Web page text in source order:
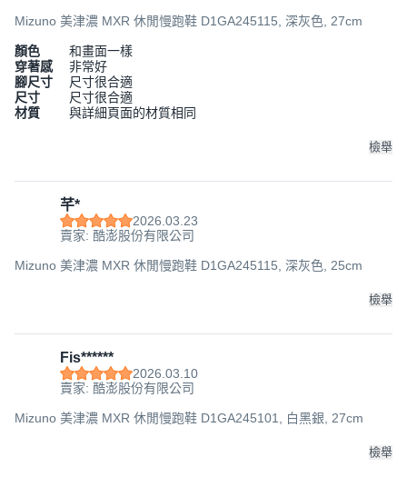
Mizuno 美津濃 MXR 休閒慢跑鞋 D1GA245115, 深灰色, 27cm
顏色
和畫面一樣
穿著感
非常好
腳尺寸
尺寸很合適
尺寸
尺寸很合適
材質
與詳細頁面的材質相同
檢舉
芊*
2026.03.23
賣家: 酷澎股份有限公司
Mizuno 美津濃 MXR 休閒慢跑鞋 D1GA245115, 深灰色, 25cm
檢舉
Fis******
2026.03.10
賣家: 酷澎股份有限公司
Mizuno 美津濃 MXR 休閒慢跑鞋 D1GA245101, 白黑銀, 27cm
檢舉